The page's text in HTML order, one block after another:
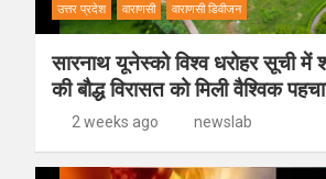
उत्तर प्रदेश वाराणसी वाराणसी डिवीजन
सारनाथ यूनेस्को विश्व धरोहर सूची में
की बौद्ध विरासत को मिली वैश्विक
2 weeks ago newslab